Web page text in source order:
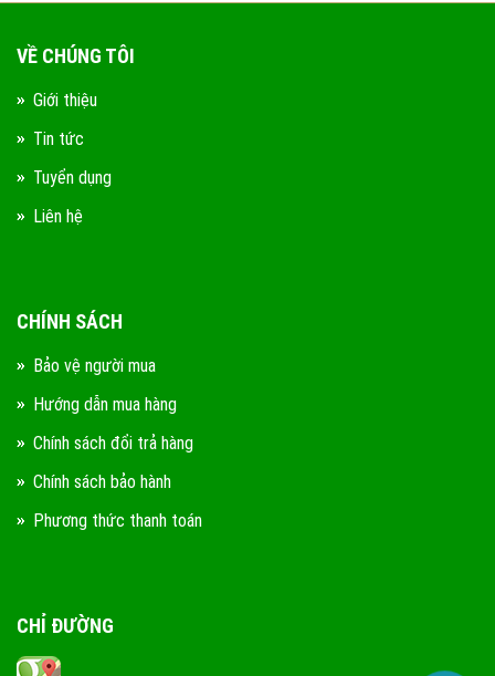
VỀ CHÚNG TÔI
Giới thiệu
Tin tức
Tuyển dụng
Liên hệ
CHÍNH SÁCH
Bảo vệ người mua
Hướng dẫn mua hàng
Chính sách đổi trả hàng
Chính sách bảo hành
Phương thức thanh toán
CHỈ ĐƯỜNG